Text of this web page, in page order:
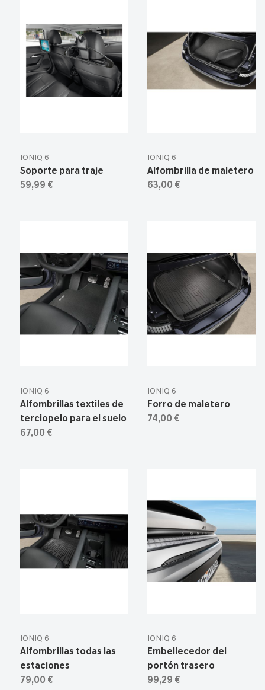
IONIQ 6
Soporte para traje
59,99 €
IONIQ 6
Alfombrilla de maletero
63,00 €
IONIQ 6
Alfombrillas textiles de
terciopelo para el suelo
67,00 €
IONIQ 6
Forro de maletero
74,00 €
IONIQ 6
Alfombrillas todas las
estaciones
79,00 €
IONIQ 6
Embellecedor del
portón trasero
99,29 €